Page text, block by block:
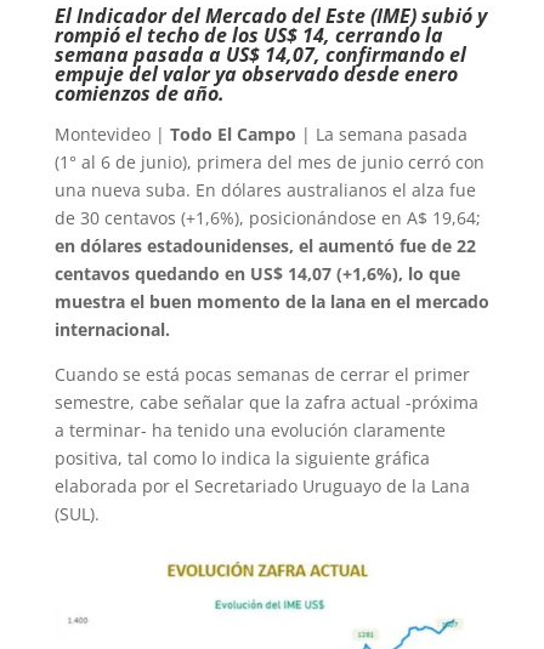
El Indicador del Mercado del Este (IME) subió y
rompió el techo de los US$ 14, cerrando la
semana pasada a US$ 14,07, confirmando el
empuje del valor ya observado desde enero
comienzos de año.
Montevideo | Todo El Campo | La semana pasada
(1° al 6 de junio), primera del mes de junio cerró con
una nueva suba. En dólares australianos el alza fue
de 30 centavos (+1,6%), posicionándose en A$ 19,64;
en dólares estadounidenses, el aumentó fue de 22
centavos quedando en US$ 14,07 (+1,6%), lo que
muestra el buen momento de la lana en el mercado
internacional.
Cuando se está pocas semanas de cerrar el primer
semestre, cabe señalar que la zafra actual -próxima
a terminar- ha tenido una evolución claramente
positiva, tal como lo indica la siguiente gráfica
elaborada por el Secretariado Uruguayo de la Lana
(SUL).